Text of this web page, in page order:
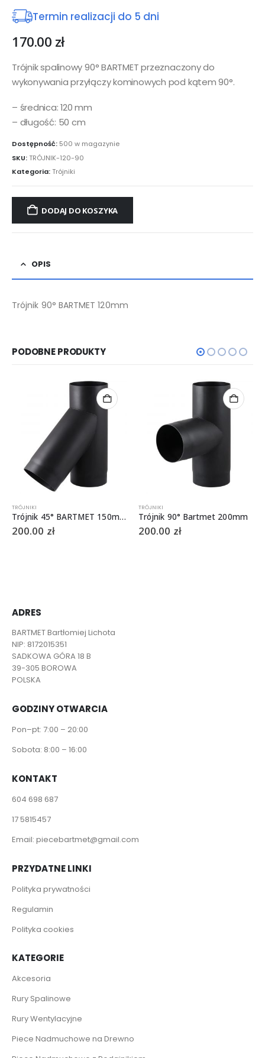
Termin realizacji do 5 dni
170.00 zł
Trójnik spalinowy 90° BARTMET przeznaczony do
wykonywania przyłączy kominowych pod kątem 90°.
– średnica: 120 mm
– długość: 50 cm
Dostępność: 500 w magazynie
SKU:TRÓJNIK-120-90
Kategoria:Trójniki
DODAJ DO KOSZYKA
OPIS
Trójnik 90° BARTMET 120mm
PODOBNE PRODUKTY
TRÓJNIKI
Trójnik 45° BARTMET 150mm
200.00 zł
TRÓJNIKI
Trójnik 90° Bartmet 200mm
200.00 zł
ADRES
BARTMET Bartłomiej Lichota
NIP: 8172015351
SADKOWA GÓRA 18 B
39-305 BOROWA
POLSKA
GODZINY OTWARCIA
Pon–pt: 7:00 – 20:00
Sobota: 8:00 – 16:00
KONTAKT
604 698 687
17 5815457
Email: piecebartmet@gmail.com
PRZYDATNE LINKI
Polityka prywatności
Regulamin
Polityka cookies
KATEGORIE
Akcesoria
Rury Spalinowe
Rury Wentylacyjne
Piece Nadmuchowe na Drewno